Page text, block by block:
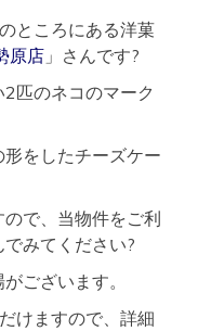
ところにある洋菓
原店 」さんです?
匹のネコのマーク
をしたチーズケー
で、当物件をご利
みてください?
ございます。
けますので、詳細